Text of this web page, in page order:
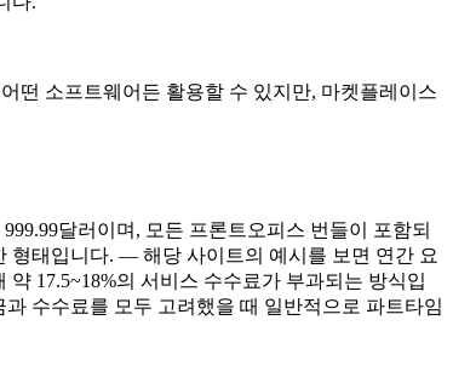
떤 소프트웨어든 활용할 수 있지만, 마켓플레이스
달러이며, 모든 프론트오피스 번들이 포함되
형태입니다. — 해당 사이트의 예시를 보면 연간 요
17.5~18%의 서비스 수수료가 부과되는 방식입
수수료를 모두 고려했을 때 일반적으로 파트타임